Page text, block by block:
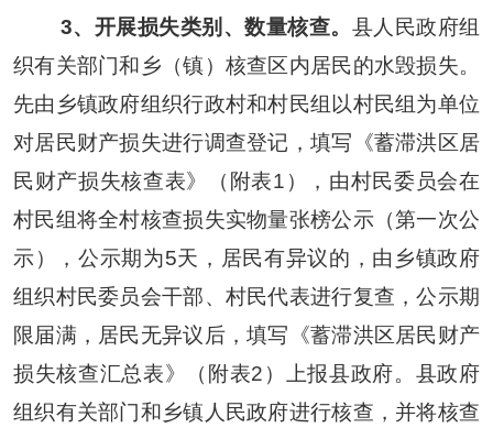
3、开展损失类别、数量核查。 县人民政府组
织有关部门和乡（镇）核查区内居民的水毁损失。
先由乡镇政府组织行政村和村民组以村民组为单位
对居民财产损失进行调查登记，填写《蓄滞洪区居
民财产损失核查表》（附表1），由村民委员会在
村民组将全村核查损失实物量张榜公示（第一次公
示），公示期为5天，居民有异议的，由乡镇政府
组织村民委员会干部、村民代表进行复查，公示期
限届满，居民无异议后，填写《蓄滞洪区居民财产
损失核查汇总表》（附表2）上报县政府。县政府
组织有关部门和乡镇人民政府进行核查，并将核查